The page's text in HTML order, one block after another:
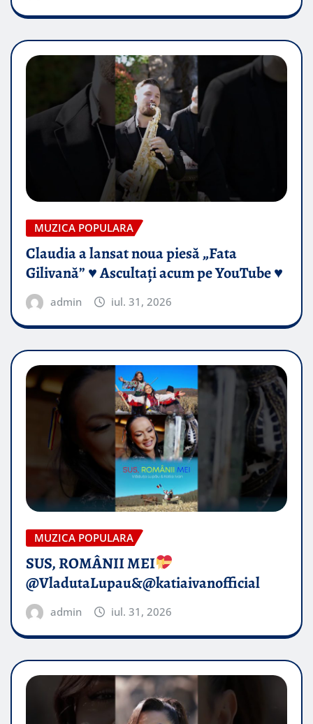
MUZICA POPULARA
Claudia a lansat noua piesă „Fata
Gilivană” ♥️ Ascultați acum pe YouTube ♥️
admin iul. 31, 2026
MUZICA POPULARA
SUS, ROMÂNII MEI
@VladutaLupau&@katiaivanofficial
admin iul. 31, 2026